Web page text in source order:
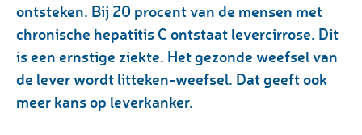
ontsteken. Bij 20 procent van de mensen met
chronische hepatitis C ontstaat levercirrose. Dit
is een ernstige ziekte. Het gezonde weefsel van
de lever wordt litteken-weefsel. Dat geeft ook
meer kans op leverkanker.